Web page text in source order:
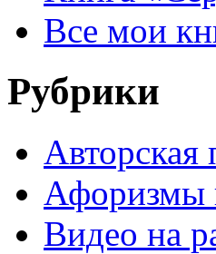
Все мои
Рубрики
Авторская
Афоризмы
Видео на